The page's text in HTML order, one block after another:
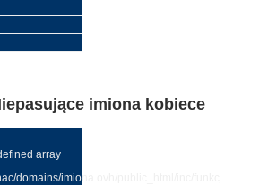
imiona kobiece
array
domains/imiona.ovh/public_html/inc/funkcje.php